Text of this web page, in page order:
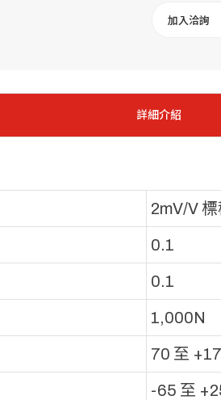
加入洽詢
詳細介紹
2mV/V
0.1
0.1
1,000N
70 至
-65 至